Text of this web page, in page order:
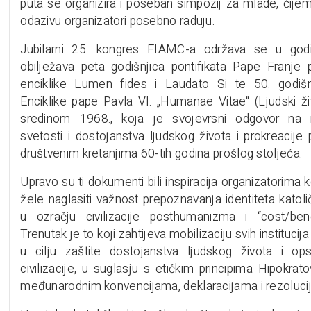
puta se organizira i poseban simpozij za mlade,
odazivu organizatori posebno raduju.
Jubilarni 25. kongres FIAMC-a održava se u
obilježava peta godišnjica pontifikata Pape Franje
enciklike Lumen fides i Laudato Si te 50.
Enciklike pape Pavla VI. „Humanae Vitae“ (Ljudski
sredinom 1968., koja je svojevrsni odgovor na
svetosti i dostojanstva ljudskog života i prokreacije
društvenim kretanjima 60-tih godina prošlog stoljeća.
Upravo su ti dokumenti bili inspiracija organizatorima
žele naglasiti važnost prepoznavanja identiteta
u ozračju civilizacije posthumanizma i “cost/
Trenutak je to koji zahtijeva mobilizaciju svih
u cilju zaštite dostojanstva ljudskog života i
civilizacije, u suglasju s etičkim principima
međunarodnim konvencijama, deklaracijama i